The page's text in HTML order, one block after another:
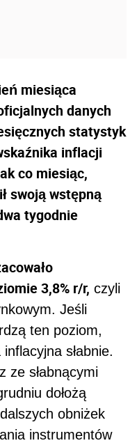
miesiąca
danych
statystyk
inflacji
co miesiąc,
swoją wstępną
tygodnie
3,8% r/r, czyli
Jeśli
ten poziom,
słabnie.
ze słabnącymi
dołożą
obniżek
instrumentów